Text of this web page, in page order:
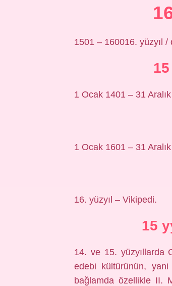
1501 – 160016. yüzyıl /
1 Ocak 1401 – 31
1 Ocak 1601 – 31
16. yüzyıl – Vikipedi.
15
14. ve 15. yüzyıllarda
edebi kültürünün, yani
bağlamda özellikle II.